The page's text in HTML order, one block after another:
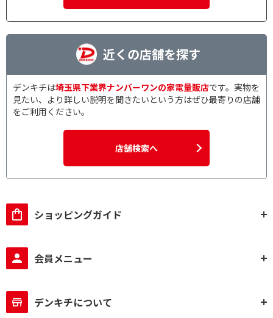
近くの店舗を探す
デンキチは埼玉県下業界ナンバーワンの家電量販店です。実物を
見たい、より詳しい説明を聞きたいという方はぜひ最寄りの店舗
をご利用ください。
店舗検索へ
ショッピングガイド
会員メニュー
デンキチについて